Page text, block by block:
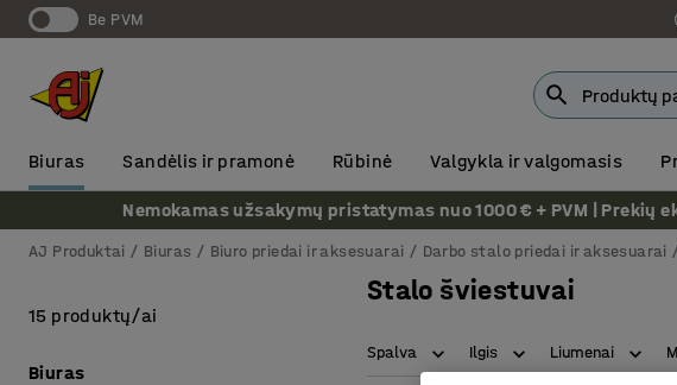
Be PVM
Biuras Sandėlis ir pramonė Rūbinė Valgykla ir valgomasis
Nemokamas užsakymų pristatymas nuo 1000 € + PVM | Prekių
AJ Produktai Biuras Biuro priedai ir aksesuarai Darbo stalo priedai ir aksesuarai
Stalo šviestuvai
Spalva Ilgis Liumenai
15 produktų/ai
Biuras